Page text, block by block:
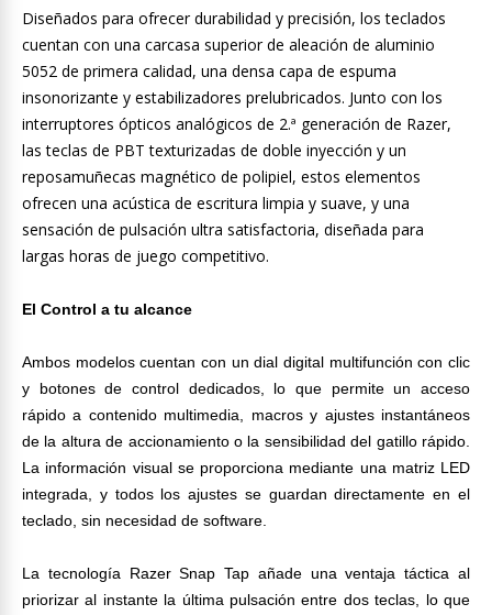
Diseñados para ofrecer durabilidad y precisión, los teclados
cuentan con una carcasa superior de aleación de aluminio
5052 de primera calidad, una densa capa de espuma
insonorizante y estabilizadores prelubricados. Junto con los
interruptores ópticos analógicos de 2.ª generación de Razer,
las teclas de PBT texturizadas de doble inyección y un
reposamuñecas magnético de polipiel, estos elementos
ofrecen una acústica de escritura limpia y suave, y una
sensación de pulsación ultra satisfactoria, diseñada para
largas horas de juego competitivo.
El Control a tu alcance
Ambos modelos cuentan con un dial digital multifunción con clic
y botones de control dedicados, lo que permite un acceso
rápido a contenido multimedia, macros y ajustes instantáneos
de la altura de accionamiento o la sensibilidad del gatillo rápido.
La información visual se proporciona mediante una matriz LED
integrada, y todos los ajustes se guardan directamente en el
teclado, sin necesidad de software.
La tecnología Razer Snap Tap añade una ventaja táctica al
priorizar al instante la última pulsación entre dos teclas, lo que